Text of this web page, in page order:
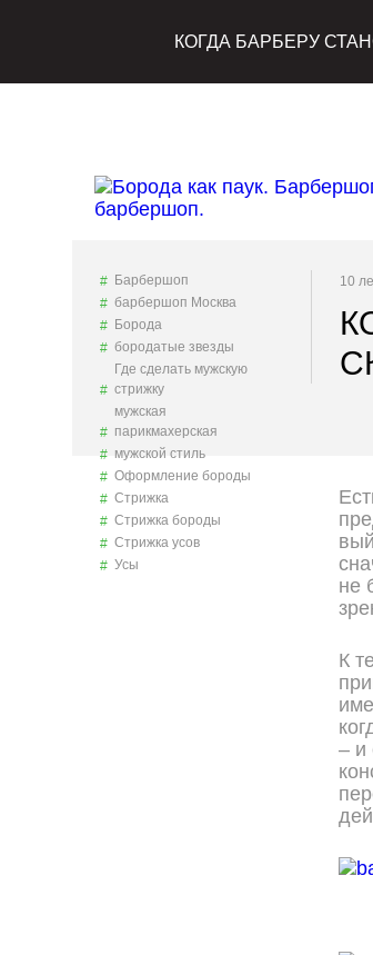
КОГДА БАРБЕРУ
Барбершоп
барбершоп Москва
Борода
бородатые звезды
Где сделать мужскую
стрижку
мужская
парикмахерская
мужской стиль
Оформление бороды
Стрижка
Стрижка бороды
Стрижка усов
Усы
10
не
К
– и